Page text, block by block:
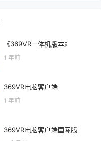
《369VR一体机版本》
1 年前
369VR电脑客户端
1 年前
369VR电脑客户端国际版